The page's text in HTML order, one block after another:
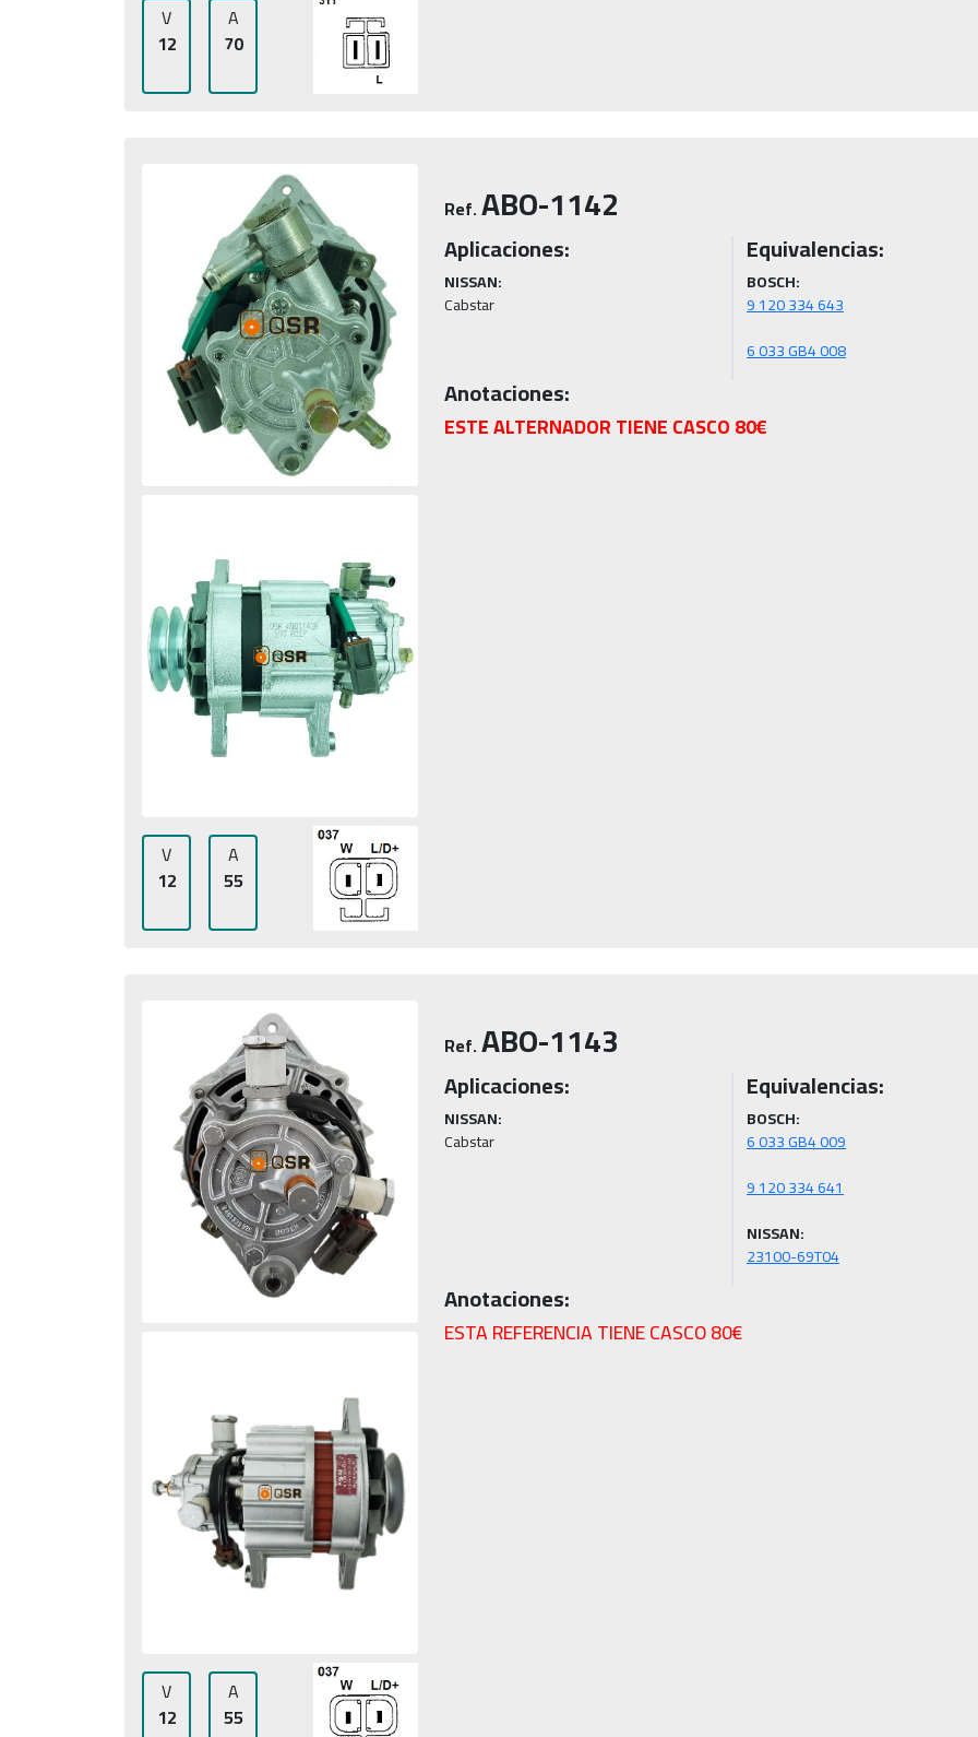
V
12
A
70
V
12
A
55
Ref.ABO-1142
Aplicaciones:
NISSAN:
Cabstar
Equivalencias:
BOSCH:
9 120 334 643
6 033 GB4 008
Anotaciones:
ESTE ALTERNADOR TIENE CASCO 80€
V
12
A
55
Ref.ABO-1143
Aplicaciones:
NISSAN:
Cabstar
Equivalencias:
BOSCH:
6 033 GB4 009
9 120 334 641
NISSAN:
23100-69T04
Anotaciones:
ESTA REFERENCIA TIENE CASCO 80€